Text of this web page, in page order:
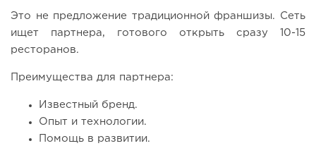
Это не предложение традиционной франшизы. Сеть
ищет партнера, готового открыть сразу 10-15
ресторанов.
Преимущества для партнера:
Известный бренд.
Опыт и технологии.
Помощь в развитии.